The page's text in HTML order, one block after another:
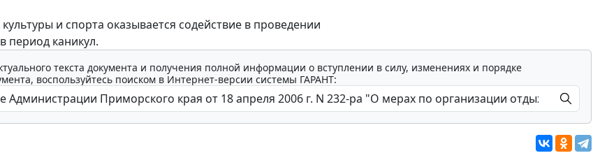
и спорта оказывается содействие в проведении
период каникул.
текста документа и получения полной информации о вступлении в силу, изменениях и порядке
воспользуйтесь поиском в Интернет-версии системы ГАРАНТ: